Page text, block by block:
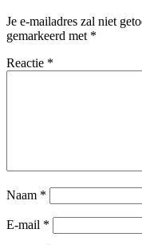
Je e-mailadres zal niet
gemarkeerd met *
Reactie *
Naam *
E-mail *